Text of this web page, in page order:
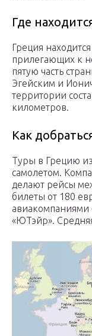
Где
Греция
прилегающих к
пятую часть
Эгейским и
территории
километров.
Как
Туры в Грецию
самолетом.
делают рейсы
билеты от 180
авиакомпаниями
«ЮТэйр».